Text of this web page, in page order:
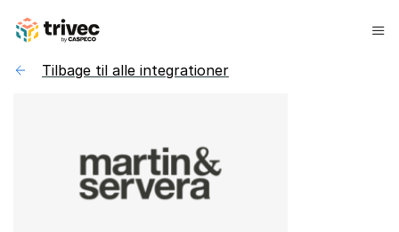
indhold
Tilbage til alle integrationer